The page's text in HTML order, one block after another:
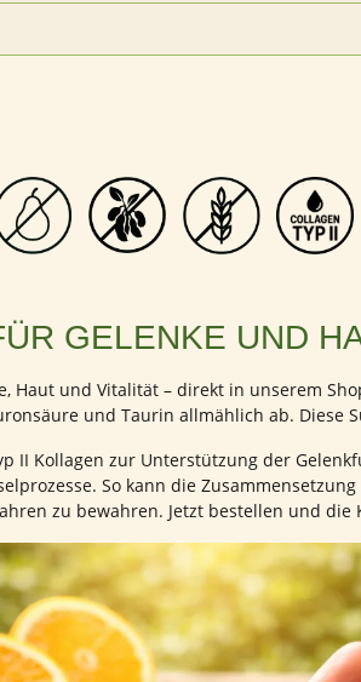
GELENKE UND
Haut und Vitalität – direkt in unserem
und Taurin allmählich ab. Diese
II Kollagen zur Unterstützung der
So kann die
zu bewahren. Jetzt bestellen und